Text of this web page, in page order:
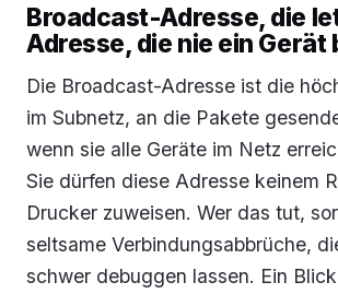
Broadcast-Adresse, die
Adresse, die nie ein Gerät
Die Broadcast-Adresse ist die
im Subnetz, an die Pakete
wenn sie alle Geräte im Netz
Sie dürfen diese Adresse keinem
Drucker zuweisen. Wer das tut,
seltsame Verbindungsabbrüche,
schwer debuggen lassen. Ein